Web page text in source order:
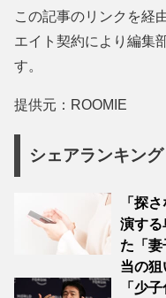
この記事のリンクを経
エイト契約により編集
す。
提供元：ROOMIE
シェアランキング
「探
演する
た「
当の狙
「少